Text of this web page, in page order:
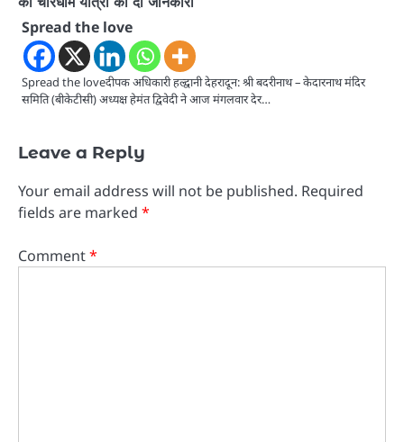
Spread the love
Spread the loveदीपक अधिकारी हल्द्वानी देहरादून: श्री बदरीनाथ – केदारनाथ मंदिर
समिति (बीकेटीसी) अध्यक्ष हेमंत द्विवेदी ने आज मंगलवार देर…
Leave a Reply
Your email address will not be published. Required
fields are marked *
Comment*